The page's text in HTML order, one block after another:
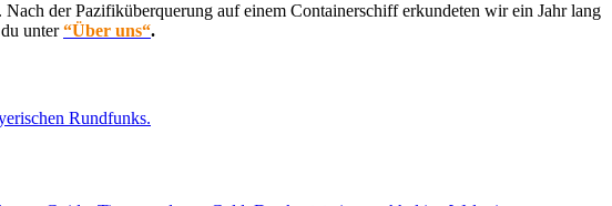
der Pazifiküberquerung auf einem Containerschiff erkundeten wir ein Jahr lang
unter“Über uns“.